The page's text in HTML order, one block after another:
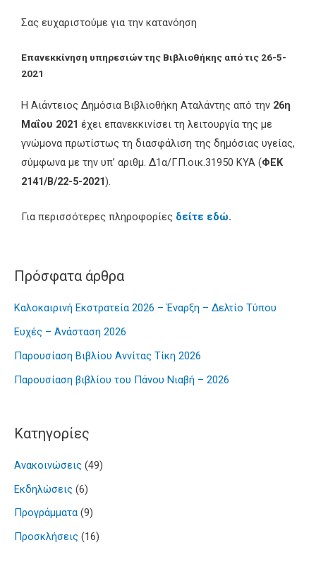
Σας ευχαριστούμε για την κατανόηση
Επανεκκίνηση υπηρεσιών της Βιβλιοθήκης από τις 26-5-
2021
Η Αιάντειος Δημόσια Βιβλιοθήκη Αταλάντης από την 26η
Μαΐου 2021 έχει επανεκκινίσει τη λειτουργία της με
γνώμονα πρωτίστως τη διασφάλιση της δημόσιας υγείας,
σύμφωνα με την υπ’ αριθμ. Δ1α/ΓΠ.οικ.31950 ΚΥΑ (ΦΕΚ
2141/Β/22-5-2021).
Για περισσότερες πληροφορίες δείτε εδώ.
Πρόσφατα άρθρα
Καλοκαιρινή Εκστρατεία 2026 – Έναρξη – Δελτίο Τύπου
Ευχές – Ανάσταση 2026
Παρουσίαση Βιβλίου Αννίτας Τίκη 2026
Παρουσίαση βιβλίου του Πάνου Νιαβή – 2026
Kατηγορίες
Ανακοινώσεις (49)
Εκδηλώσεις (6)
Προγράμματα (9)
Προσκλήσεις (16)